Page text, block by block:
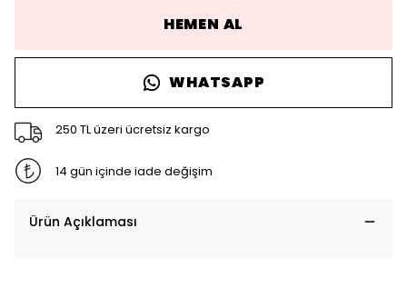
HEMEN AL
WHATSAPP
250 TL üzeri ücretsiz kargo
14 gün içinde iade değişim
Ürün Açıklaması